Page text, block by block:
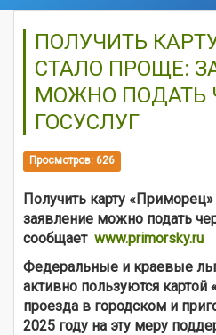
ПОЛУЧИТЬ
СТАЛО ПРОЩЕ:
МОЖНО ПОДАТЬ
ГОСУСЛУГ
Просмотров: 626
Получить карту
заявление можно подать
сообщает www.primorsky.ru
Федеральные и краевые
активно пользуются
проезда в городском и
2025 году на эту меру